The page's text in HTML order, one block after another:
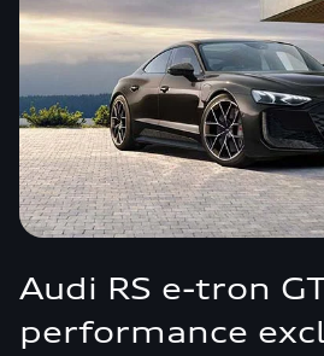
Audi RS e-tron
performance